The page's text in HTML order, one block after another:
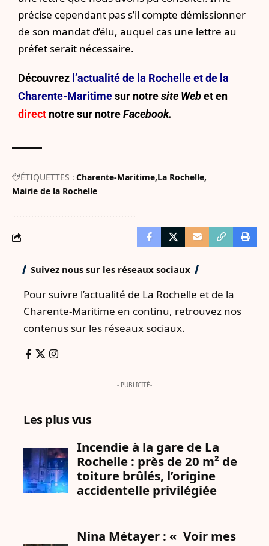
précise cependant pas s’il compte démissionner
de son mandat d’élu, auquel cas une lettre au
préfet serait nécessaire.
Découvrez l’actualité de la Rochelle et de la
Charente-Maritimesur notresite Webet en
direct notre sur notreFacebook.
ÉTIQUETTES : Charente-Maritime La Rochelle
Mairie de la Rochelle
Suivez nous sur les réseaux sociaux
Pour suivre l’actualité de La Rochelle et de la
Charente-Maritime en continu, retrouvez nos
contenus sur les réseaux sociaux.
- PUBLICITÉ-
Les plus vus